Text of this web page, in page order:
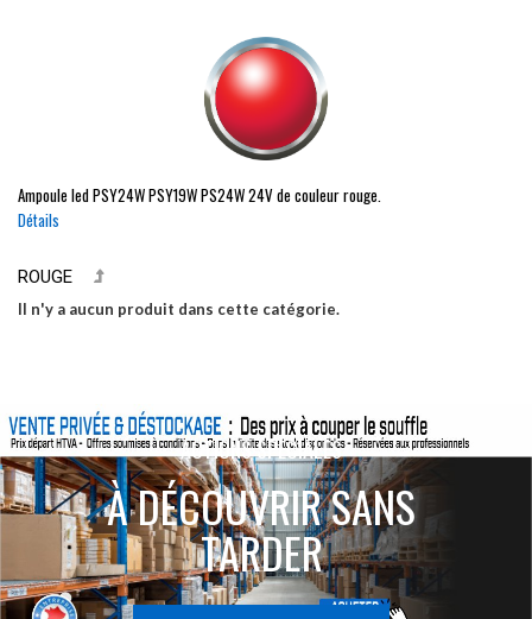
Ampoule ledPSY24WPSY19WPS24W24V de couleur rouge.
Détails
ROUGE
Il n'y a aucun produit dans cette catégorie.
ACTIONS SPÉCIALES
À DÉCOUVRIR SANS
TARDER